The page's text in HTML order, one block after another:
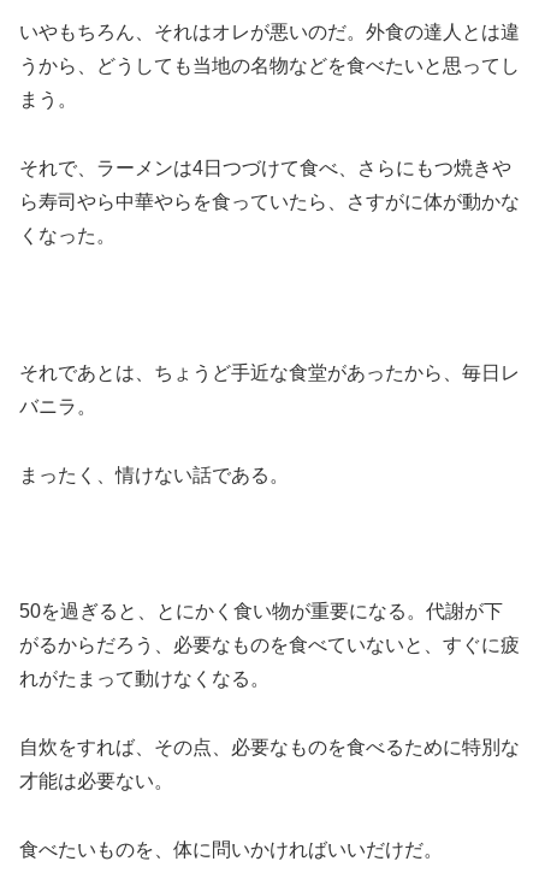
いやもちろん、それはオレが悪いのだ。外食の達人とは違
うから、どうしても当地の名物などを食べたいと思ってし
まう。
それで、ラーメンは4日つづけて食べ、さらにもつ焼きや
ら寿司やら中華やらを食っていたら、さすがに体が動かな
くなった。
それであとは、ちょうど手近な食堂があったから、毎日レ
バニラ。
まったく、情けない話である。
50を過ぎると、とにかく食い物が重要になる。代謝が下
がるからだろう、必要なものを食べていないと、すぐに疲
れがたまって動けなくなる。
自炊をすれば、その点、必要なものを食べるために特別な
才能は必要ない。
食べたいものを、体に問いかければいいだけだ。